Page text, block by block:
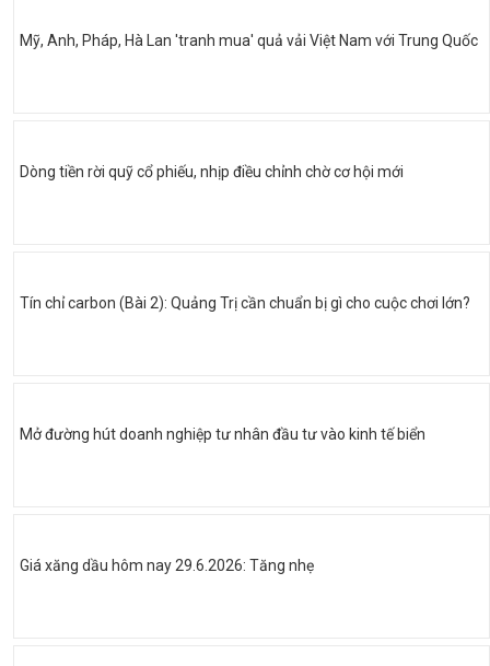
Mỹ, Anh, Pháp, Hà Lan 'tranh mua' quả vải Việt Nam với Trung Quốc
Dòng tiền rời quỹ cổ phiếu, nhịp điều chỉnh chờ cơ hội mới
Tín chỉ carbon (Bài 2): Quảng Trị cần chuẩn bị gì cho cuộc chơi lớn?
Mở đường hút doanh nghiệp tư nhân đầu tư vào kinh tế biển
Giá xăng dầu hôm nay 29.6.2026: Tăng nhẹ